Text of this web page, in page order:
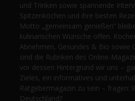
und Trinken sowie spannende
Spitzenköchen und ihre besten
Motto „gemeinsam genießen“
kulinarischen Wünsche offen.
Abnehmen, Gesundes & Bio sowie
sind die Rubriken des Online-
vor dessen Hintergrund wir uns –
Zieles, ein informatives und
Ratgebermagazin zu sein – fragen:
Deutschland?